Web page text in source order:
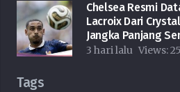
Chelsea Resmi
Lacroix Dari
Jangka Panjang
3 hari lalu Views:25
Tags